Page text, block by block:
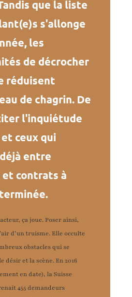
que la liste
s'allonge
les
de décrocher
réduisent
de chagrin. De
l'inquiétude
ceux qui
entre
et contrats à
ça joue. Poser ainsi,
d’un truisme. Elle occulte
obstacles qui se
désir et la scène. En 2016
en date), la Suisse
455 demandeurs